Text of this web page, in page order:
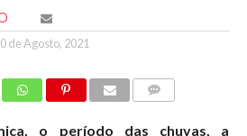
de Agosto, 2021
o período das chuvas, a